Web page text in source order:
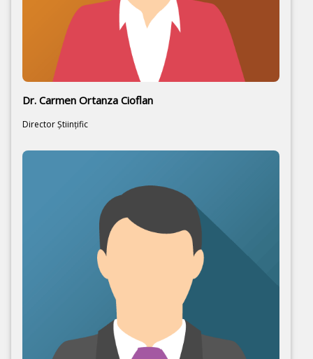
Dr. Carmen Ortanza Cioflan
Director Ştiinţific